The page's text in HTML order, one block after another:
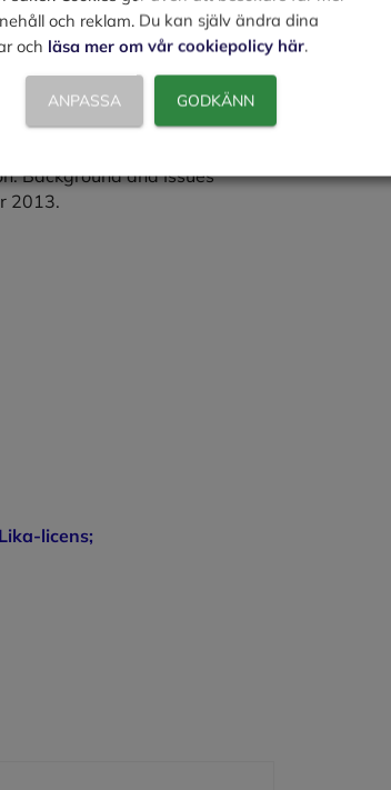
World Trade Organization
and Observers”. Läst 7
Background and Issues”
2013.
licens;
och reklam. Du kan själv ändra dina
och läsa mer om vår cookiepolicy här.
ANPASSA GODKÄNN